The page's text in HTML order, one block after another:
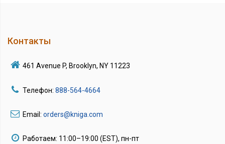
Контакты
461 Avenue P, Brooklyn, NY 11223
Телефон: 888-564-4664
Email: orders@kniga.com
Работаем: 11:00–19:00 (EST), пн-пт